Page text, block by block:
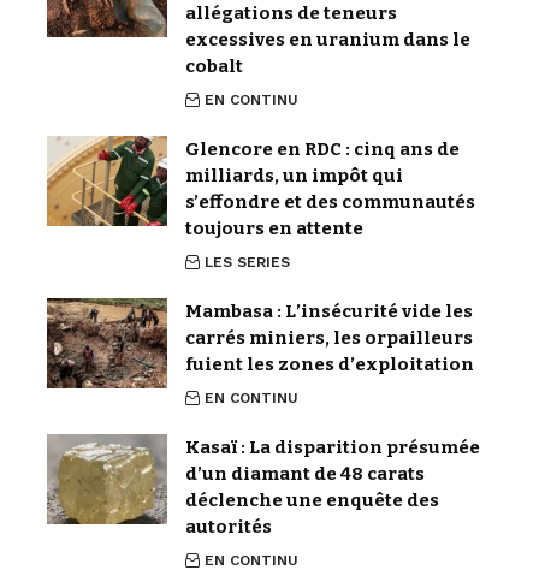
allégations de teneurs
excessives en uranium dans le
cobalt
EN CONTINU
Glencore en RDC : cinq ans de
milliards, un impôt qui
s’effondre et des communautés
toujours en attente
LES SERIES
Mambasa : L’insécurité vide les
carrés miniers, les orpailleurs
fuient les zones d’exploitation
EN CONTINU
Kasaï : La disparition présumée
d’un diamant de 48 carats
déclenche une enquête des
autorités
EN CONTINU